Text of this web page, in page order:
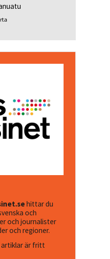
hittar du
och
och journalister
och regioner.
artiklar är fritt